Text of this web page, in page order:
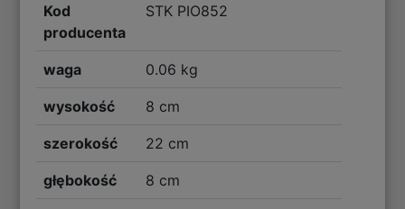
Kod
producenta
STK PIO852
waga 0.06 kg
wysokość 8 cm
szerokość 22 cm
głębokość 8 cm